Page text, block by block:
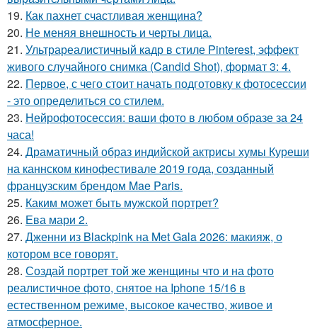
19. Как пахнет счастливая женщина?
20. Не меняя внешность и черты лица.
21. Ультрареалистичный кадр в стиле Pinterest, эффект
живого случайного снимка (Candid Shot), формат 3: 4.
22. Первое, с чего стоит начать подготовку к фотосессии
- это определиться со стилем.
23. Нейрофотосессия: ваши фото в любом образе за 24
часа!
24. Драматичный образ индийской актрисы хумы Куреши
на каннском кинофестивале 2019 года, созданный
французским брендом Mae Paris.
25. Каким может быть мужской портрет?
26. Ева мари 2.
27. Дженни из Blackpink на Met Gala 2026: макияж, о
котором все говорят.
28. Создай портрет той же женщины что и на фото
реалистичное фото, снятое на Iphone 15/16 в
естественном режиме, высокое качество, живое и
атмосферное.